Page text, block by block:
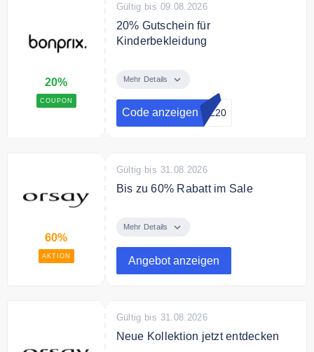
20%
COUPON
Gültig bis 09.08.2026
20% Gutschein für
Kinderbekleidung
Kinderbekleidung mit dem Code
sichern & gratis Versand.
Mehr Details
Code anzeigen OL20
60%
AKTION
Gültig bis 31.08.2026
Bis zu 60% Rabatt im Sale
60% sparen.
Mehr Details
Angebot anzeigen
Gültig bis 31.08.2026
Neue Kollektion jetzt entdecken